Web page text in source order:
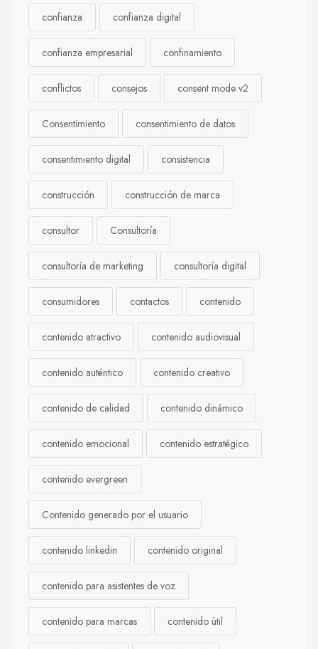
confianza confianza digital
confianza empresarial confinamiento
conflictos consejos consent mode v2
Consentimiento consentimiento de datos
consentimiento digital consistencia
construcción construcción de marca
consultor Consultoría
consultoría de marketing consultoría digital
consumidores contactos contenido
contenido atractivo contenido audiovisual
contenido auténtico contenido creativo
contenido de calidad contenido dinámico
contenido emocional contenido estratégico
contenido evergreen
Contenido generado por el usuario
contenido linkedin contenido original
contenido para asistentes de voz
contenido para marcas contenido útil